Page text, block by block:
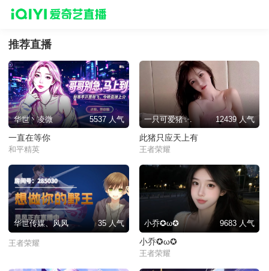
推荐直播
华世丶凌微 5537 人气
一直在等你
和平精英
一只可爱猪✨. 12439 人气
此猪只应天上有
王者荣耀
华世传媒、风风 35 人气
王者荣耀
小乔✪ω✪ 9683 人气
小乔✪ω✪
王者荣耀